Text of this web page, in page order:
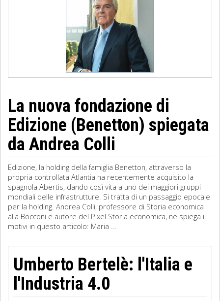
La nuova fondazione di
Edizione (Benetton) spiegata
da Andrea Colli
Edizione, la holding della famiglia Benetton, attraverso la
propria controllata Atlantia ha recentemente acquisito la
spagnola Abertis, dando così vita a uno dei maggiori gruppi
mondiali delle infrastrutture. Si tratta di un passaggio epocale
per la holding. Andrea Colli, professore di Storia economica
alla Bocconi e autore del Pixel Storia economica, ne spiega i
motivi in questo articolo: Maria ...
Umberto Bertelè: l'Italia e
l'Industria 4.0